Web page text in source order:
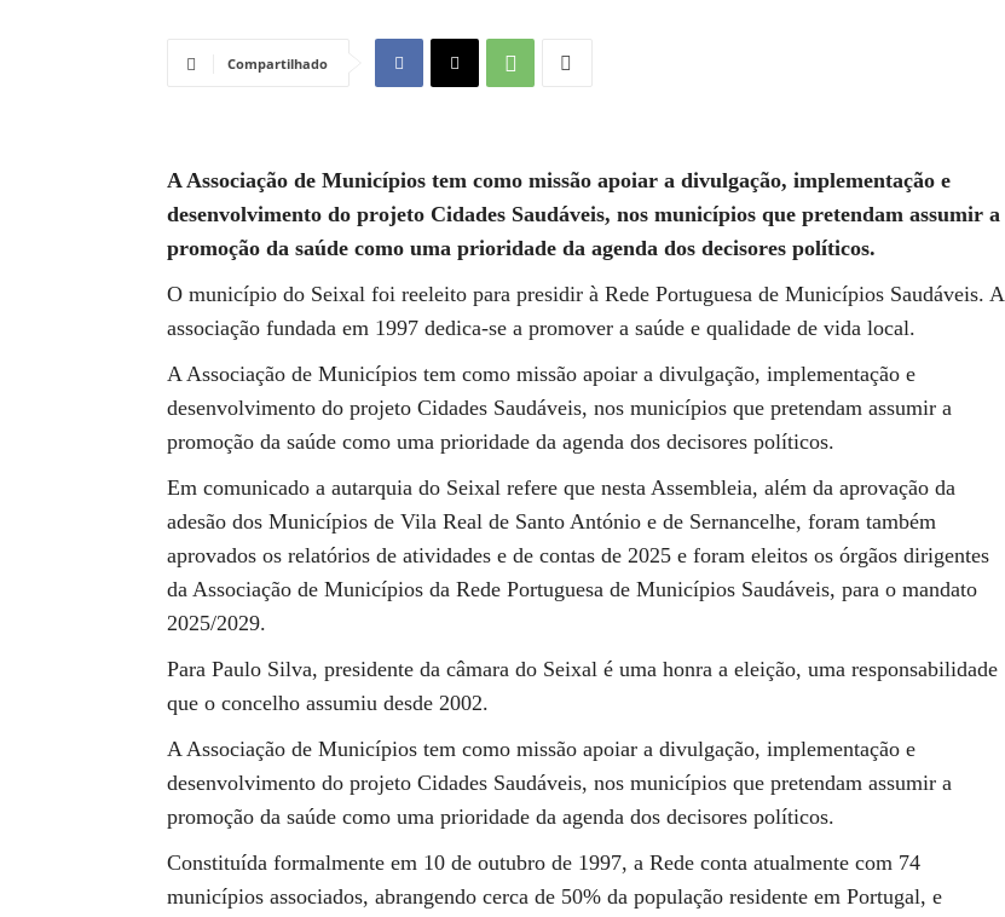
Compartilhado
A Associação de Municípios tem como missão apoiar a divulgação, implementação e
desenvolvimento do projeto Cidades Saudáveis, nos municípios que pretendam assumir a
promoção da saúde como uma prioridade da agenda dos decisores políticos.
O município do Seixal foi reeleito para presidir à Rede Portuguesa de Municípios Saudáveis. A
associação fundada em 1997 dedica-se a promover a saúde e qualidade de vida local.
A Associação de Municípios tem como missão apoiar a divulgação, implementação e
desenvolvimento do projeto Cidades Saudáveis, nos municípios que pretendam assumir a
promoção da saúde como uma prioridade da agenda dos decisores políticos.
Em comunicado a autarquia do Seixal refere que nesta Assembleia, além da aprovação da
adesão dos Municípios de Vila Real de Santo António e de Sernancelhe, foram também
aprovados os relatórios de atividades e de contas de 2025 e foram eleitos os órgãos dirigentes
da Associação de Municípios da Rede Portuguesa de Municípios Saudáveis, para o mandato
2025/2029.
Para Paulo Silva, presidente da câmara do Seixal é uma honra a eleição, uma responsabilidade
que o concelho assumiu desde 2002.
A Associação de Municípios tem como missão apoiar a divulgação, implementação e
desenvolvimento do projeto Cidades Saudáveis, nos municípios que pretendam assumir a
promoção da saúde como uma prioridade da agenda dos decisores políticos.
Constituída formalmente em 10 de outubro de 1997, a Rede conta atualmente com 74
municípios associados, abrangendo cerca de 50% da população residente em Portugal, e